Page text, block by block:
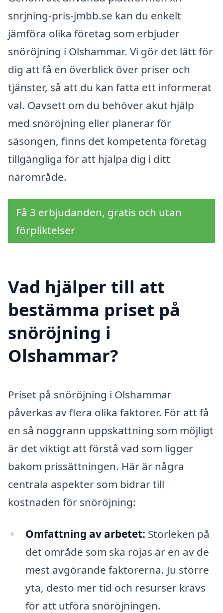
snrjning-pris-jmbb.se kan du enkelt
jämföra olika företag som erbjuder
snöröjning i Olshammar. Vi gör det lätt för
dig att få en överblick över priser och
tjänster, så att du kan fatta ett informerat
val. Oavsett om du behöver akut hjälp
med snöröjning eller planerar för
säsongen, finns det kompetenta företag
tillgängliga för att hjälpa dig i ditt
närområde.
Få 3 erbjudanden, gratis och utan
förpliktelser
Vad hjälper till att
bestämma priset på
snöröjning i
Olshammar?
Priset på snöröjning i Olshammar
påverkas av flera olika faktorer. För att få
en så noggrann uppskattning som möjligt
är det viktigt att förstå vad som ligger
bakom prissättningen. Här är några
centrala aspekter som bidrar till
kostnaden för snöröjning:
Omfattning av arbetet: Storleken på
det område som ska röjas är en av de
mest avgörande faktorerna. Ju större
yta, desto mer tid och resurser krävs
för att utföra snöröjningen.